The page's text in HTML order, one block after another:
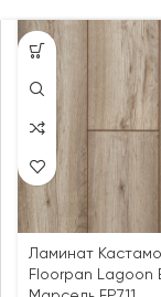
Ламинат
Floorpan Lagoon